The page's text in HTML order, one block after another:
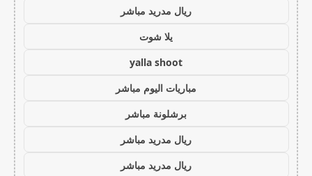
ريال مدريد مباشر
يلا شوت
yalla shoot
مباريات اليوم مباشر
برشلونة مباشر
ريال مدريد مباشر
ريال مدريد مباشر